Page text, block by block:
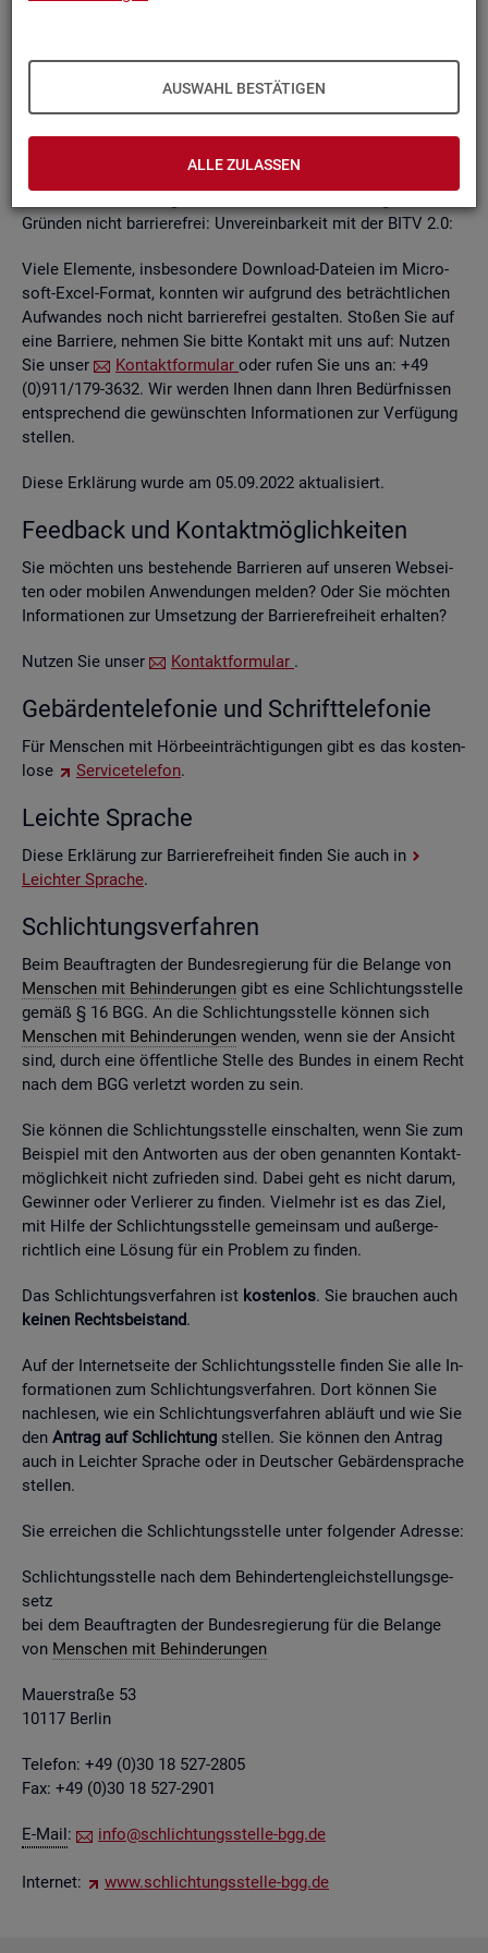
AUSWAHL BESTÄTIGEN
ALLE ZULASSEN
kon­ti­nu­ier­lich durch­ge­führt wer­den.
Die Web­sei­ten sind mit den ge­nann­ten An­for­de­run­gen teil­
Grün­den nicht bar­rie­re­frei: Un­ver­ein­bar­keit mit der BITV 2.0:
Viele Ele­men­te, ins­be­son­de­re Down­load-Da­tei­en im Mi­cro­
soft-Excel-For­mat, konn­ten wir auf­grund des be­trächt­li­chen
Auf­wan­des noch nicht bar­rie­re­frei ge­stal­ten. Sto­ßen Sie auf
eine Bar­rie­re, neh­men Sie bitte Kon­takt mit uns auf: Nut­zen
Sie unser
Kon­takt­for­mu­lar oder rufen Sie uns an: +49
(0)911/179-3632. Wir wer­den Ihnen dann Ihren Be­dürf­nis­sen
ent­spre­chend die ge­wünsch­ten In­for­ma­tio­nen zur Ver­fü­gung
stel­len.
Diese Er­klä­rung wurde am 05.09.2022 ak­tua­li­siert.
Feed­back und Kon­takt­mög­lich­kei­ten
Sie möch­ten uns be­stehen­de Bar­rie­ren auf un­se­ren Web­sei­
ten oder mo­bi­len An­wen­dun­gen mel­den? Oder Sie möch­ten
In­for­ma­tio­nen zur Um­set­zung der Bar­rie­re­frei­heit er­hal­ten?
Nut­zen Sie unser Kon­takt­for­mu­lar .
Ge­bär­den­te­le­fo­nie und Schrift­te­le­fo­nie
Für Men­schen mit Hör­be­ein­träch­ti­gun­gen gibt es das kos­ten­
lo­se
Ser­vice­te­le­fon.
Leich­te Spra­che
Diese Er­klä­rung zur Bar­rie­re­frei­heit fin­den Sie auch in
Leich­ter Spra­che.
Schlich­tungs­ver­fah­ren
Beim Be­auf­trag­ten der Bun­des­re­gie­rung für die Be­lan­ge von
Men­schen mit Be­hin­de­run­gen gibt es eine Schlich­tungs­stel­le
gemäß § 16 BGG. An die Schlich­tungs­stel­le kön­nen sich
Men­schen mit Be­hin­de­run­gen wen­den, wenn sie der An­sicht
sind, durch eine öf­fent­li­che Stel­le des Bun­des in einem Recht
nach dem BGG ver­letzt wor­den zu sein.
Sie kön­nen die Schlich­tungs­stel­le ein­schal­ten, wenn Sie zum
Bei­spiel mit den Ant­wor­ten aus der oben ge­nann­ten Kon­takt­
mög­lich­keit nicht zu­frie­den sind. Dabei geht es nicht darum,
Ge­win­ner oder Ver­lie­rer zu fin­den. Viel­mehr ist es das Ziel,
mit Hilfe der Schlich­tungs­stel­le ge­mein­sam und au­ßer­ge­
richt­lich eine Lö­sung für ein Pro­blem zu fin­den.
Das Schlich­tungs­ver­fah­ren ist kos­ten­los. Sie brau­chen auch
kei­nen Rechts­bei­stand.
Auf der In­ter­net­sei­te der Schlich­tungs­stel­le fin­den Sie alle In­
for­ma­tio­nen zum Schlich­tungs­ver­fah­ren. Dort kön­nen Sie
nach­le­sen, wie ein Schlich­tungs­ver­fah­ren ab­läuft und wie Sie
den An­trag auf Schlich­tung stel­len. Sie kön­nen den An­trag
auch in Leich­ter Spra­che oder in Deut­scher Ge­bär­den­spra­che
stel­len.
Sie er­rei­chen die Schlich­tungs­stel­le unter fol­gen­der Adres­se:
Schlich­tungs­stel­le nach dem Be­hin­der­ten­gleich­stel­lungs­ge­
setz
bei dem Be­auf­trag­ten der Bun­des­re­gie­rung für die Be­lan­ge
von Men­schen mit Be­hin­de­run­gen
Mau­er­stra­ße 53
10117 Ber­lin
Te­le­fon: +49 (0)30 18 527-2805
Fax: +49 (0)30 18 527-2901
E-Mail: info@​sch​lich​tung​sste​lle-​bgg.​de
In­ter­net: www.​sch​lich​tung​sste​lle-​bgg.​de